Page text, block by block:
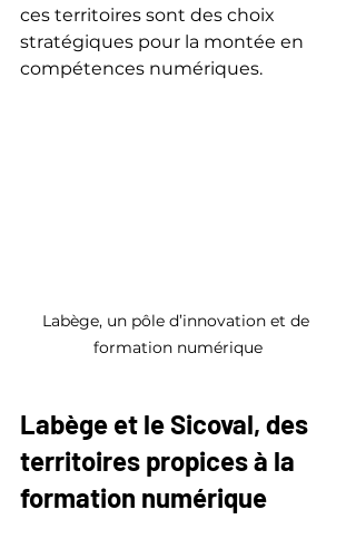
ces territoires sont des choix
stratégiques pour la montée en
compétences numériques.
Labège, un pôle d’innovation et de
formation numérique
Labège et le Sicoval, des
territoires propices à la
formation numérique